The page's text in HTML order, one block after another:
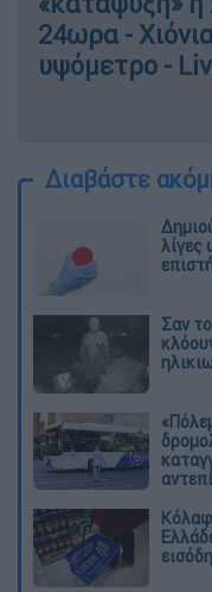
24ωρα -
υψόμετρο -
Διαβάστε
λίγες
Σαν